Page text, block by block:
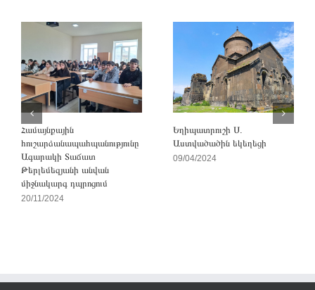
Համայնքային
հուշարձանապահպանությունը
Ագարակի Տաճատ
Թերլեմեզյանի անվան
միջնակարգ դպրոցում
20/11/2024
Եղիպատրուշի Ս.
Աստվածածին եկեղեցի
09/04/2024